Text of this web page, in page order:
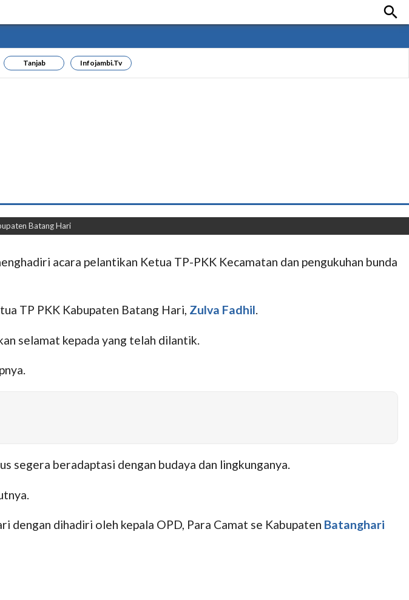

Tanjab Infojambi.tv
Batang Hari
acara pelantikan Ketua TP-PKK Kecamatan dan pengukuhan bunda
TP PKK Kabupaten Batang Hari, Zulva Fadhil.
selamat kepada yang telah dilantik.
segera beradaptasi dengan budaya dan lingkunganya.
dihadiri oleh kepala OPD, Para Camat se Kabupaten Batanghari